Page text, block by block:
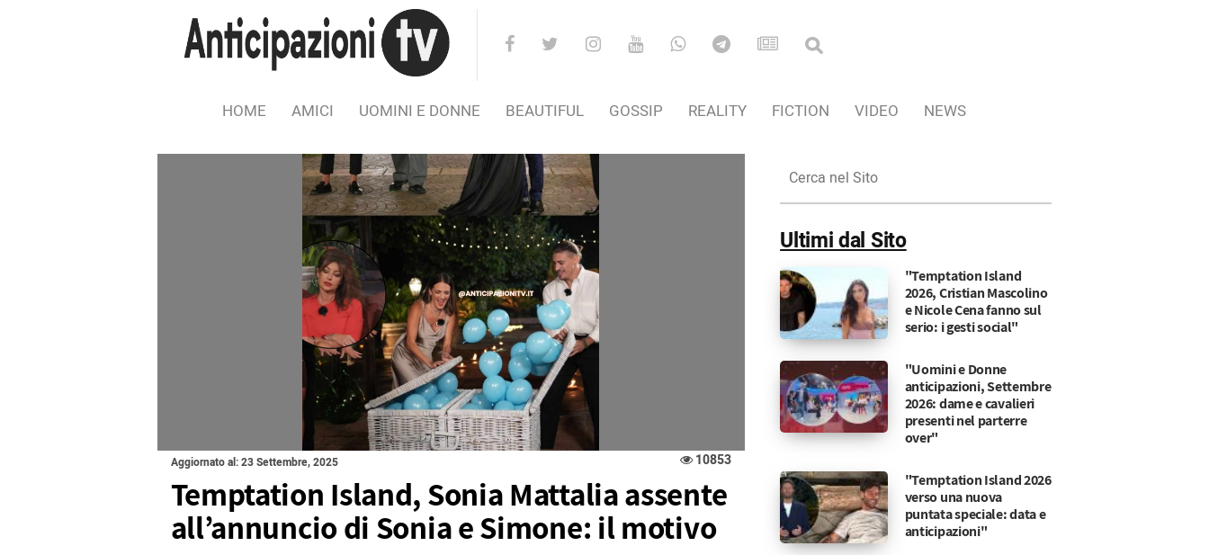
HOME AMICI UOMINI E DONNE BEAUTIFUL GOSSIP REALITY FICTION VIDEO NEWS
Aggiornato al: 23 Settembre, 2025 10853
Temptation Island, Sonia Mattalia assente
all’annuncio di Sonia e Simone: il motivo
nel
Sito
Ultimi dal Sito
"Temptation Island
2026, Cristian Mascolino
e Nicole Cena fanno sul
serio: i gesti social"
"Uomini e Donne
anticipazioni, Settembre
2026: dame e cavalieri
presenti nel parterre
over"
"Temptation Island 2026
verso una nuova
puntata speciale: data e
anticipazioni"